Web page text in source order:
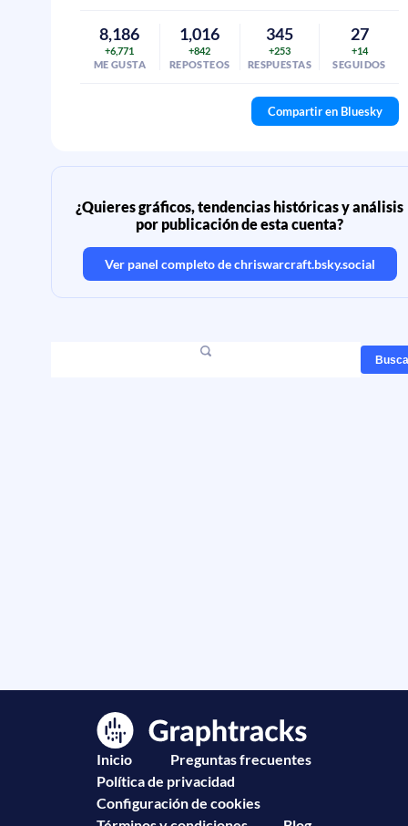
8,186
+6,771
ME GUSTA
1,016
+842
REPOSTEOS
345
+253
RESPUESTAS
27
+14
SEGUIDOS
Compartir en Bluesky
¿Quieres gráficos, tendencias históricas y análisis
por publicación de esta cuenta?
Ver panel completo dechriswarcraft.bsky.social
Inicio
Preguntas frecuentes
Política de privacidad
Configuración de cookies